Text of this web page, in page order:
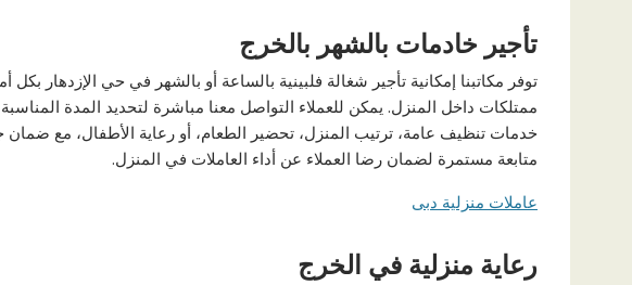
تأجير خادمات بالشهر بالخرج
توفر مكاتبنا إمكانية تأجير شغالة فلبينية بالساعة أو بالشهر في حي الإزدهار
ممتلكات داخل المنزل. يمكن للعملاء التواصل معنا مباشرة لتحديد المدة
خدمات تنظيف عامة، ترتيب المنزل، تحضير الطعام، أو رعاية الأطفال، مع ضمان
متابعة مستمرة لضمان رضا العملاء عن أداء العاملات في المنزل.
عاملات منزلية دبى
رعاية منزلية في الخرج